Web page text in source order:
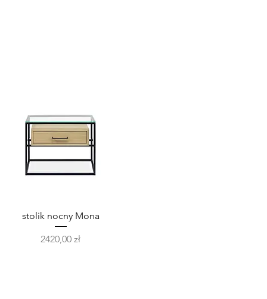
Podgląd
stolik nocny Mona
Cena
2420,00 zł